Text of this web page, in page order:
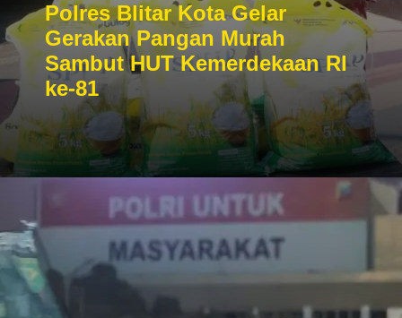
Polres Blitar Kota Gelar
Gerakan Pangan Murah
Sambut HUT Kemerdekaan RI
ke-81